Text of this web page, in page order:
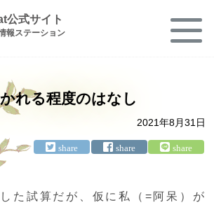
公式サイト
報ステーション
れる程度のはなし
2021年8月31日
た試算だが、仮に私（=阿呆）が